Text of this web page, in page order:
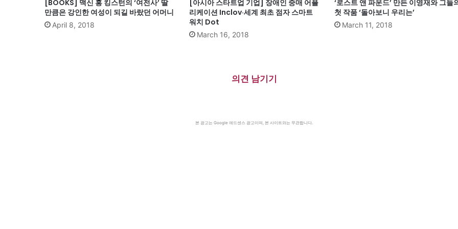
[BOOKS] 맥신 홍 킹스턴의 ‘여전사’ 딸
만큼은 강인한 여성이 되길 바랐던 어머니
April 8, 2018
[아시아 스타트업 기업] 장애인 중매 어플
리케이션 Inclov·세계 최초 점자 스마트
워치 Dot
March 16, 2018
‘로스트 앤 파운드’ 만든 이영재와 그들
첫 작품 ‘돌아보니 우리는’
March 11, 2018
의견 남기기
본 광고는 Google 애드센스 광고이며, 본 사이트와는 무관합니다.